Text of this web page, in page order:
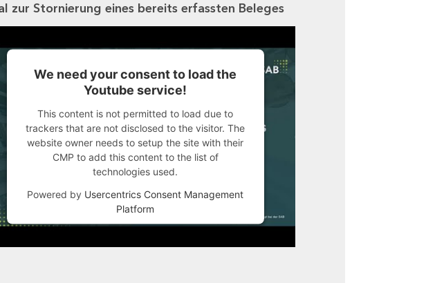
zur Stornierung eines bereits erfassten Beleges
We need your consent to load the
Youtube service!
This content is not permitted to load due to
trackers that are not disclosed to the visitor. The
website owner needs to setup the site with their
CMP to add this content to the list of
technologies used.
Powered by Usercentrics Consent Management
Platform